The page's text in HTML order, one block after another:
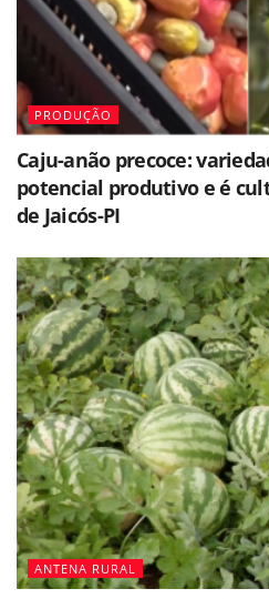
PRODUÇÃO
Caju-anão precoce:
potencial produtivo e é
de Jaicós-PI
ANTENA RURAL